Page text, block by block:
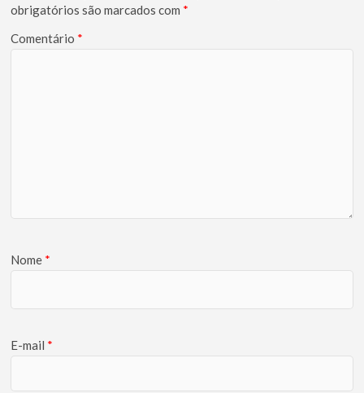
obrigatórios são marcados com *
Comentário *
Nome *
E-mail *